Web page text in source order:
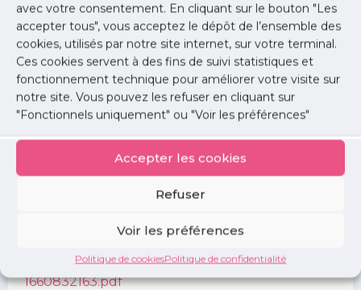
avec votre consentement. En cliquant sur le bouton "Les
accepter tous", vous acceptez le dépôt de l’ensemble des
cookies, utilisés par notre site internet, sur votre terminal.
Ces cookies servent à des fins de suivi statistiques et
fonctionnement technique pour améliorer votre visite sur
notre site. Vous pouvez les refuser en cliquant sur
"Fonctionnels uniquement" ou "Voir les préférences"
Accepter les cookies
Refuser
Voir les préférences
Politique de cookiesPolitique de confidentialité
Date :
mercredi 16 novembre 2022
Horaire :
10h45 à 18h00
Lieu :
Paris
Lien d'inscription :
continue.ehesp.fr/sites/default/files/commerce-
BI Colloque Vaccination_ou Atelier_nov 2022-
1660832163.pdf